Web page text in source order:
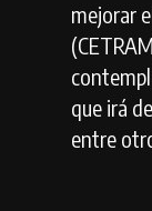
mejorar
que irá
entre